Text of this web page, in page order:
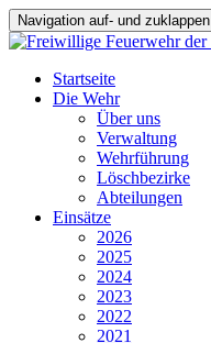
Navigation auf- und zuklappen
Startseite
Die Wehr
Über uns
Verwaltung
Wehrführung
Löschbezirke
Abteilungen
Einsätze
2026
2025
2024
2023
2022
2021